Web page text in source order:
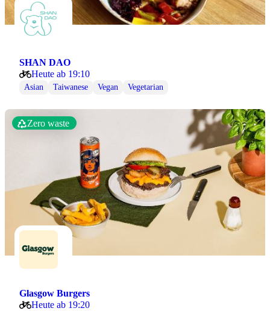
SHAN DAO
Heute ab 19:10
Asian Taiwanese Vegan Vegetarian
Zero waste
Glasgow Burgers
Heute ab 19:20